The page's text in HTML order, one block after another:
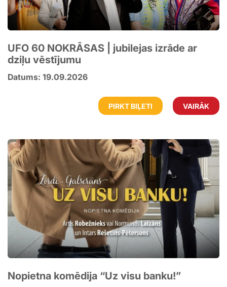
UFO 60 NOKRĀSAS | jubilejas izrāde ar
dziļu vēstījumu
Datums: 19.09.2026
PIRKT BIĻETI VAIRĀK
Nopietna komēdija “Uz visu banku!”